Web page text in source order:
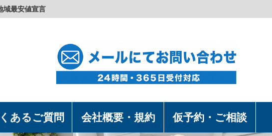
域最安値宣言
あるご質問 会社概要・規約 仮予約・ご相談